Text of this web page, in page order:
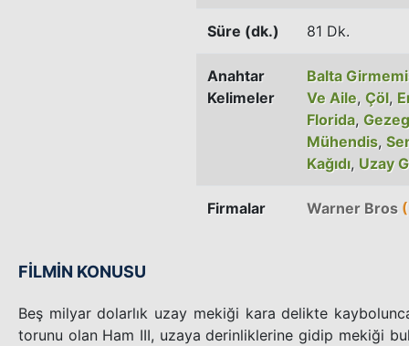
Süre (dk.) 81 Dk.
Anahtar
Kelimeler
Balta
Ve Aile, Çöl,
Florida,
Mühendis,
Kağıdı, Uzay
Firmalar Warner Bros
FİLMİN KONUSU
Beş milyar dolarlık uzay mekiği kara delikte
torunu olan Ham III, uzaya derinliklerine gidip mekiği